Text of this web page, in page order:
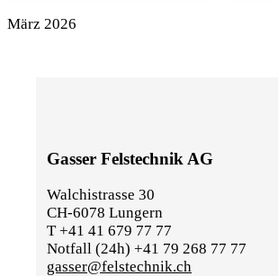
März 2026
Gasser Felstechnik AG
Walchistrasse 30
CH-6078 Lungern
T +41 41 679 77 77
Notfall (24h) +41 79 268 77 77
gasser@felstechnik.ch